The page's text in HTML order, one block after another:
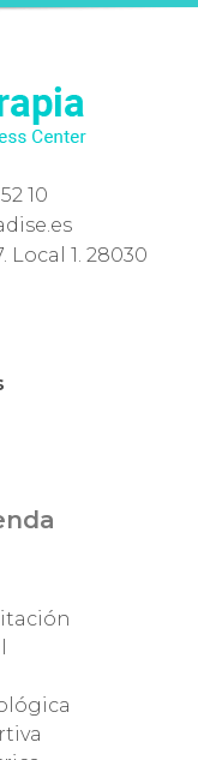
10
Local 1. 28030